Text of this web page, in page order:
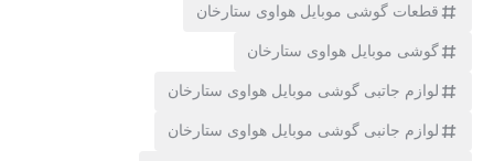
سفر ما به پایتخت است، اما چیزی که بیش از همه به شما در انتخاب
محل اقامتتان کمک می‌کند شناخت محله‌های این شهر است. به همین
دلیل تصمیم گرفتیم در این مقاله از سری مقالات محله گردی با میهمان
شو به سراغ معرفی یکی از قدیمی‌ترین و البته سرشناس‌ترین
نمایش بیشتر
قطعات گوشی موبایل هواوی ستارخان
گوشی موبایل هواوی ستارخان
لوازم جاتبی گوشی موبایل هواوی ستارخان
لوازم جانبی گوشی موبایل هواوی ستارخان